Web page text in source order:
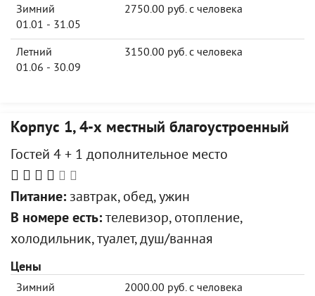
Зимний
01.01 - 31.05
2750.00 руб. с человека
Летний
01.06 - 30.09
3150.00 руб. с человека
Корпус 1, 4-х местный благоустроенный
Гостей 4 + 1 дополнительное место
Питание: завтрак, обед, ужин
В номере есть: телевизор, отопление,
холодильник, туалет, душ/ванная
Цены
Зимний
2000.00 руб. с человека